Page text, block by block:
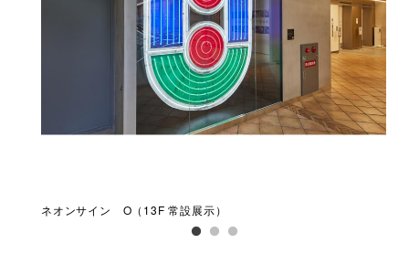
ネオンサイン O（13F 常設展示）